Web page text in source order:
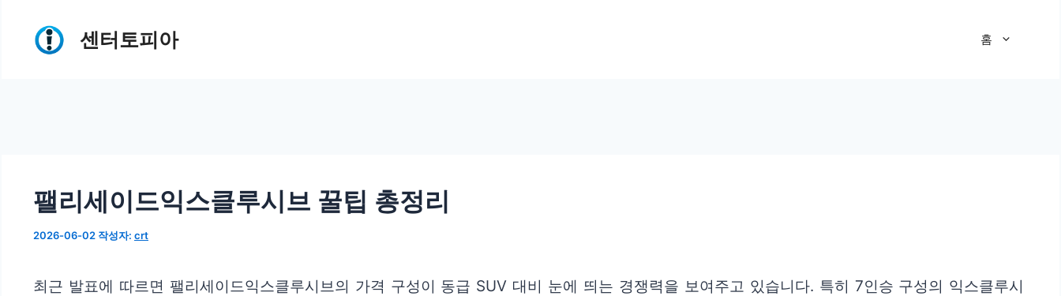
센터토피아 홈
팰리세이드익스클루시브 꿀팁 총정리
2026-06-02 작성자: crt
최근 발표에 따르면 팰리세이드익스클루시브의 가격 구성이 동급 SUV 대비 눈에 띄는 경쟁력을 보여주고 있습니다. 특히 7인승 구성의 익스클루시